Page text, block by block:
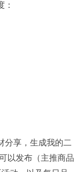
：
分享，生成我的二
以发布（主推商品